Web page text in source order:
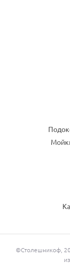
©Столешникоф,